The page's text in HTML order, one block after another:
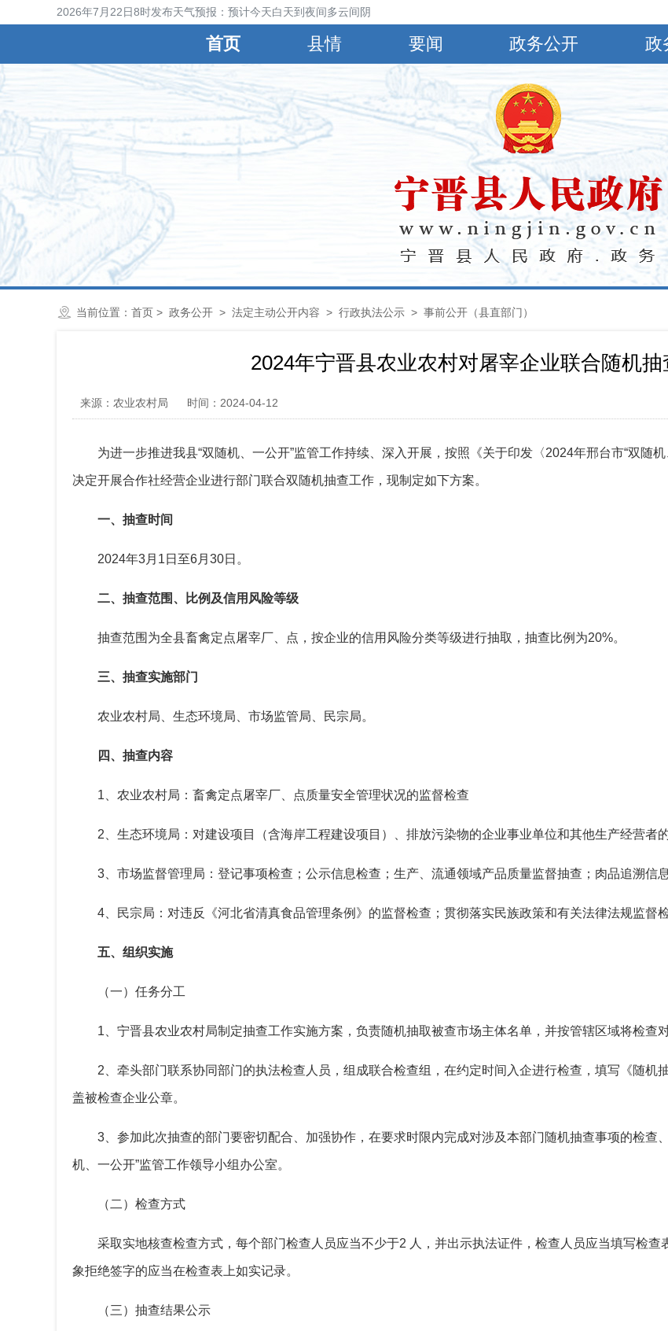
县气象台2026年7月22日8时发布天气预报：预计今天白天到夜间多云间阴，有小到中雨，偏南风4～5级，阵风6～8级，最高气温30℃，
首页 县情 要闻 政务公开 政
当前位置： 首页 > 政务公开 > 法定主动公开内容 > 行政执法公示 > 事前公开（县直部门）
2024年宁晋县农业农村对屠宰企业联合随机
来源：农业农村局 时间：2024-04-12
为进一步推进我县“双随机、一公开”监管工作持续、深入开展，按照《关于印发〈2024年邢台市“双随
决定开展合作社经营企业进行部门联合双随机抽查工作，现制定如下方案。
一、抽查时间
2024年3月1日至6月30日。
二、抽查范围、比例及信用风险等级
抽查范围为全县畜禽定点屠宰厂、点，按企业的信用风险分类等级进行抽取，抽查比例为20%。
三、抽查实施部门
农业农村局、生态环境局、市场监管局、民宗局。
四、抽查内容
1、农业农村局：畜禽定点屠宰厂、点质量安全管理状况的监督检查
2、生态环境局：对建设项目（含海岸工程建设项目）、排放污染物的企业事业单位和其他生产经营者
3、市场监督管理局：登记事项检查；公示信息检查；生产、流通领域产品质量监督抽查；肉品追溯信
4、民宗局：对违反《河北省清真食品管理条例》的监督检查；贯彻落实民族政策和有关法律法规监督
五、组织实施
（一）任务分工
1、宁晋县农业农村局制定抽查工作实施方案，负责随机抽取被查市场主体名单，并按管辖区域将检查
2、牵头部门联系协同部门的执法检查人员，组成联合检查组，在约定时间入企进行检查，填写《随机
盖被检查企业公章。
3、参加此次抽查的部门要密切配合、加强协作，在要求时限内完成对涉及本部门随机抽查事项的检查
机、一公开”监管工作领导小组办公室。
（二）检查方式
采取实地核查检查方式，每个部门检查人员应当不少于2 人，并出示执法证件，检查人员应当填写检
象拒绝签字的应当在检查表上如实记录。
（三）抽查结果公示